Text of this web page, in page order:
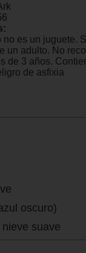
no es un juguete.
un adulto. No
de 3 años.
de asfixia
oscuro)
suave